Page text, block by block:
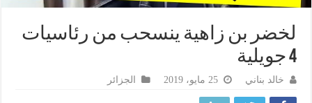
بن زاهية ينسحب من رئاسيات
خالد بناني الجزائر